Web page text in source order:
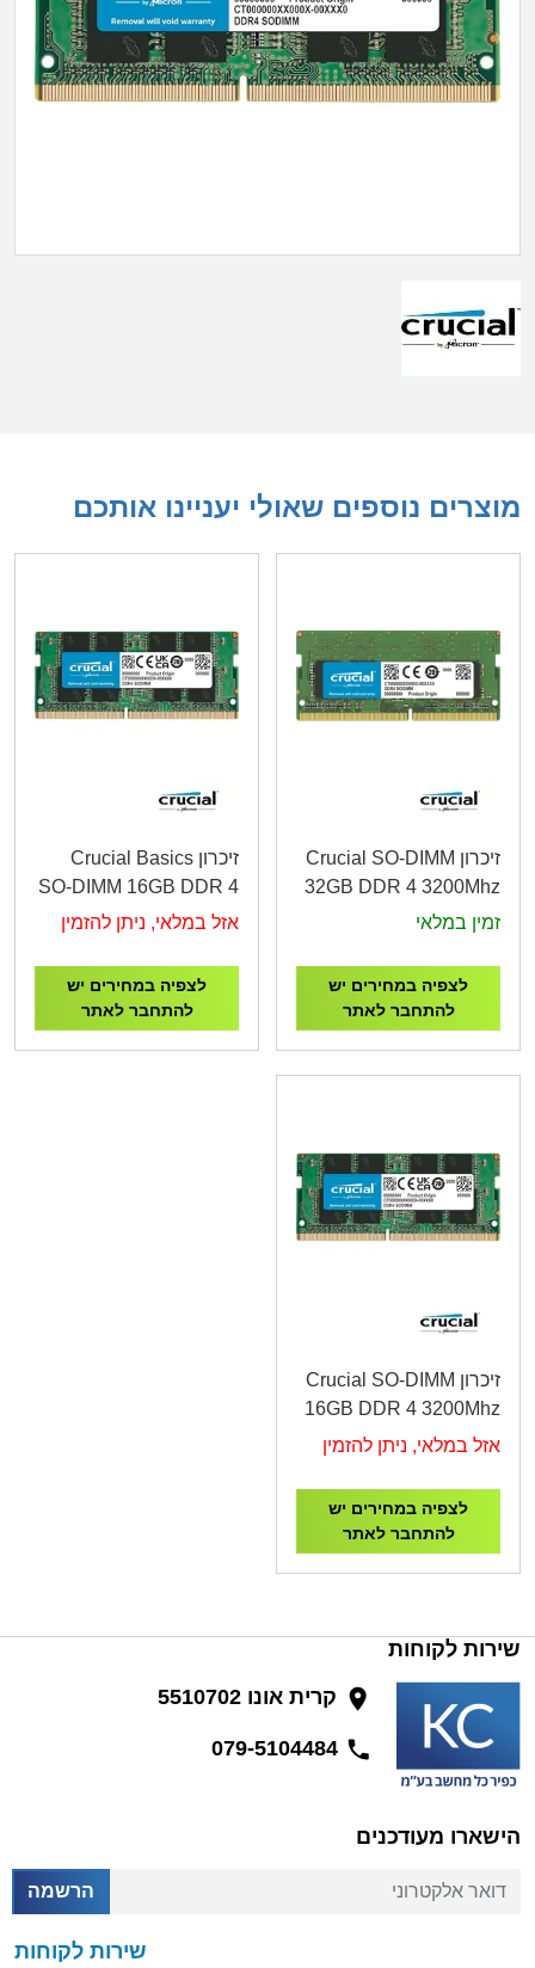
מוצרים נוספים שאולי יעניינו אותכם
זיכרון Crucial SO-DIMM
32GB DDR 4 3200Mhz
זמין במלאי
לצפיה במחירים יש
להתחבר לאתר
זיכרון Crucial Basics
SO-DIMM 16GB DDR 4
3200Mhz
אזל במלאי, ניתן להזמין
לצפיה במחירים יש
להתחבר לאתר
זיכרון Crucial SO-DIMM
16GB DDR 4 3200Mhz
אזל במלאי, ניתן להזמין
לצפיה במחירים יש
להתחבר לאתר
שירות לקוחות
קרית אונו 5510702
הישארו מעודכנים
דואר אלקטרוני הרשמה
שירות לקוחות